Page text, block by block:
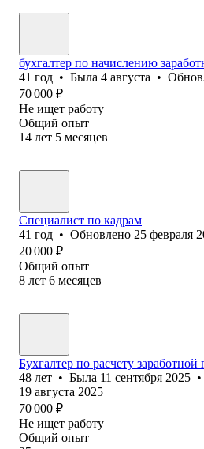
бухгалтер по начислению
41 год • Была 4 августа •
70 000 ₽
Не ищет работу
Общий опыт
14 лет 5 месяцев
Специалист по кадрам
41 год • Обновлено 25 февраля
20 000 ₽
Общий опыт
8 лет 6 месяцев
Бухгалтер по расчету заработной
48 лет • Была 11 сентября 2025 •
19 августа 2025
70 000 ₽
Не ищет работу
Общий опыт